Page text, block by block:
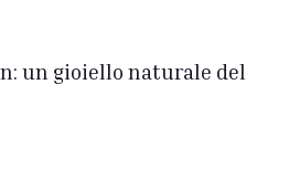
un gioiello naturale del